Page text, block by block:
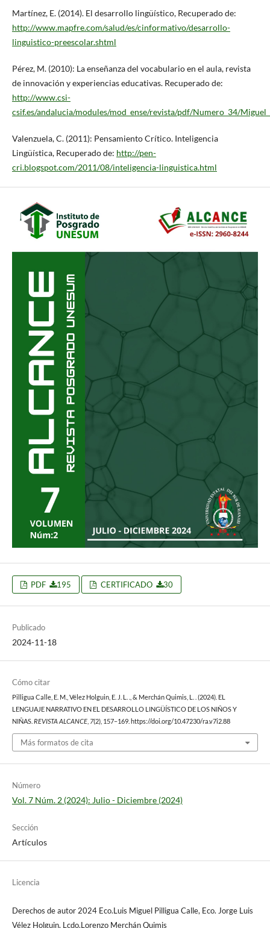
Martínez, E. (2014). El desarrollo lingüístico, Recuperado de:
http://www.mapfre.com/salud/es/cinformativo/desarrollo-
linguistico-preescolar.shtml
Pérez, M. (2010): La enseñanza del vocabulario en el aula, revista
de innovación y experiencias educativas. Recuperado de:
http://www.csi-
csif.es/andalucia/modules/mod_ense/revista/pdf/Numero_34/
Valenzuela, C. (2011): Pensamiento Crítico. Inteligencia
Lingüística, Recuperado de: http://pen-
cri.blogspot.com/2011/08/inteligencia-linguistica.html
PDF 195 CERTIFICADO 30
Publicado
2024-11-18
Cómo citar
Pilligua Calle, E. M., Vélez Holguin, E. J. L. ., & Merchán Quimis, L. . (2024). EL
LENGUAJE NARRATIVO EN EL DESARROLLO LINGÜÍSTICO DE LOS NIÑOS Y
NIÑAS. REVISTA ALCANCE, 7(2), 157–169. https://doi.org/10.47230/ra.v7i2.88
Más formatos de cita
Número
Vol. 7 Núm. 2 (2024): Julio - Diciembre (2024)
Sección
Artículos
Licencia
Derechos de autor 2024 Eco.Luis Miguel Pilligua Calle, Eco. Jorge Luis
Vélez Holguin, Lcdo.Lorenzo Merchán Quimis